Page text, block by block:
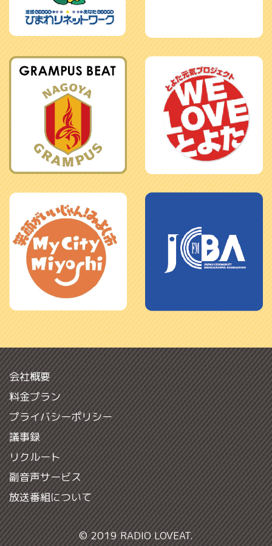
会社概要
料金プラン
プライバシーポリシー
議事録
リクルート
副音声サービス
放送番組について
© 2019 RADIO LOVEAT.